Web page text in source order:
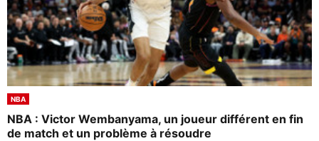
NBA
NBA : Victor Wembanyama, un joueur différent en fin
de match et un problème à résoudre